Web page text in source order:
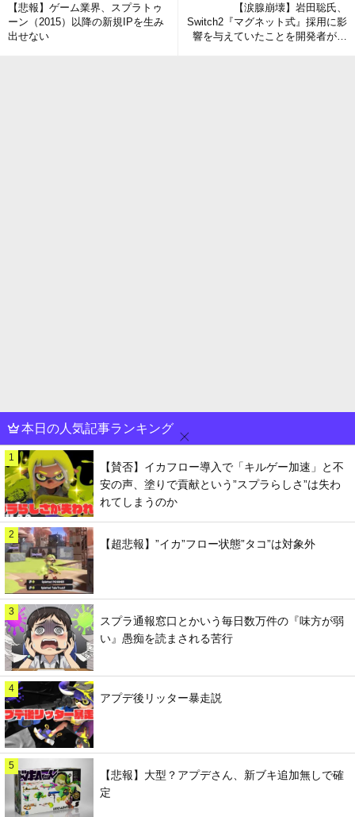
【悲報】ゲーム業界、スプラトゥ
ーン（2015）以降の新規IPを生み
出せない
【涙腺崩壊】岩田聡氏、
Switch2『マグネット式』採用に影
響を与えていたことを開発者が語
本日の人気記事ランキング
1
【賛否】イカフロー導入で「キルゲー加速」と不
安の声、塗りで貢献という”スプラらしさ”は失わ
れてしまうのか
2
【超悲報】”イカ”フロー状態”タコ”は対象外
3
スプラ通報窓口とかいう毎日数万件の『味方が弱
い』愚痴を読まされる苦行
4
アプデ後リッター暴走説
5
【悲報】大型？アプデさん、新ブキ追加無しで確
定